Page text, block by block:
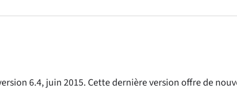
6.4, juin 2015. Cette dernière version offre de